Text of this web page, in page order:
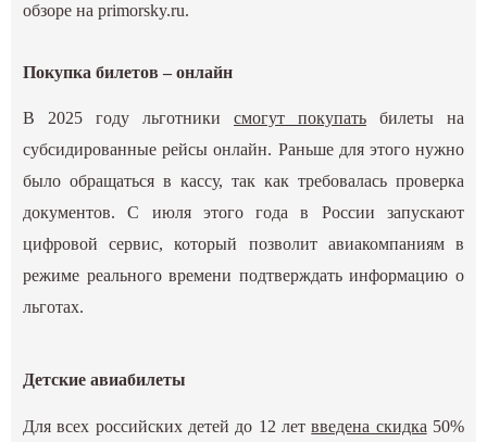
обзоре на primorsky.ru.
Покупка билетов – онлайн
В 2025 году льготники смогут покупать билеты на
субсидированные рейсы онлайн. Раньше для этого нужно
было обращаться в кассу, так как требовалась проверка
документов. С июля этого года в России запускают
цифровой сервис, который позволит авиакомпаниям в
режиме реального времени подтверждать информацию о
льготах.
Детские авиабилеты
Для всех российских детей до 12 летвведена скидка 50%